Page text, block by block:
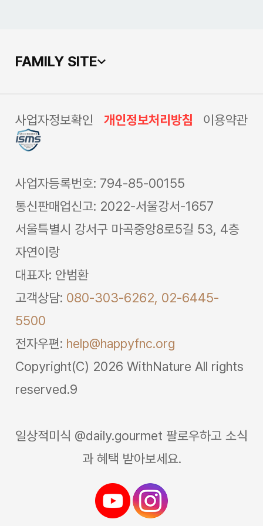
라이스 칠리
FAMILY SITE
사업자정보확인 개인정보처리방침 이용약관
사업자등록번호: 794-85-00155
통신판매업신고: 2022-서울강서-1657
서울특별시 강서구 마곡중앙8로5길 53, 4층
자연이랑
대표자: 안범환
고객상담: 080-303-6262, 02-6445-
5500
전자우편: help@happyfnc.org
Copyright(C) 2026 WithNature All rights
reserved.9
일상적미식 @daily.gourmet 팔로우하고 소식
과 혜택 받아보세요.